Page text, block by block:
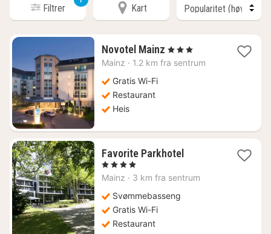
Filtrer Kart
Novotel Mainz 1
natt
, 3 Stjerner
Mainz · 1.2 km fra sentrum
Gratis Wi-Fi
Restaurant
Heis
Favorite Parkhotel1
fra
, 4 Stjerner
Mainz · 3 km fra sentrum
Svømmebasseng
Gratis Wi-Fi
Restaurant